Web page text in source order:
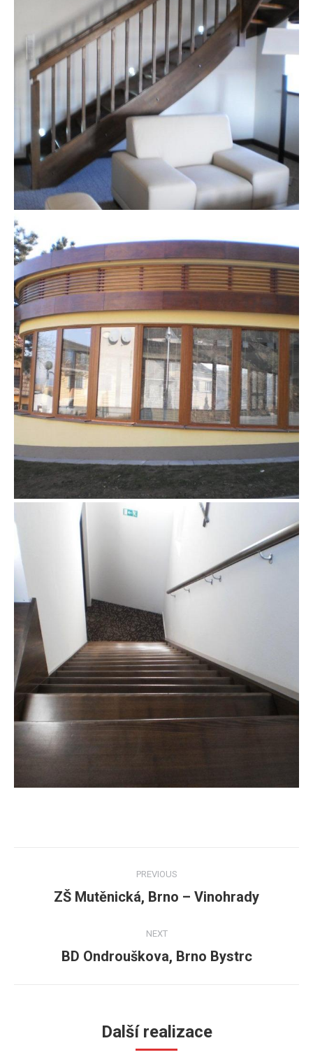
navigation
PREVIOUS
Previous
ZŠ Mutěnická, Brno – Vinohrady
NEXT
Next
BD Ondrouškova, Brno Bystrc
Další realizace